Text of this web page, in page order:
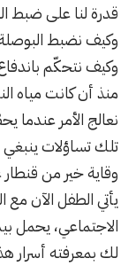
قدرة لنا على ضبط
وكيف نضبط
وكيف نتحكّم
منذ أن كانت مياه
نعالج الأمر عندما
تلك تساؤلات
وقاية خير من قنطار
يأتي الطفل الآن مع
الاجتماعي، يحمل
لك بمعرفته أسرار